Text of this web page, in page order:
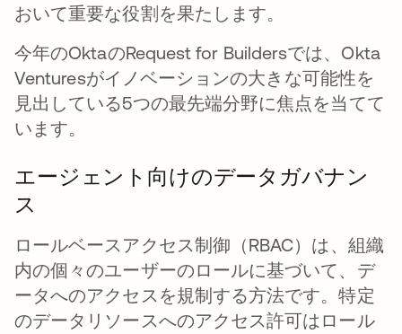
おいて重要な役割を果たします。
今年のOktaのRequest for Buildersでは、Okta
Venturesがイノベーションの大きな可能性を
見出している5つの最先端分野に焦点を当てて
います。
エージェント向けのデータガバナン
ス
ロールベースアクセス制御（RBAC）は、組織
内の個々のユーザーのロールに基づいて、デ
ータへのアクセスを規制する方法です。特定
のデータリソースへのアクセス許可はロール